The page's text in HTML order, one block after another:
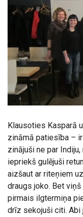
Klausoties Kasparā
zināmā patiesība –
zinājuši ne par
iepriekš gulējuši
aizšaut ar riteņiem
draugs joko. Bet
pirmais ilgtermiņa
drīz sekojuši citi.